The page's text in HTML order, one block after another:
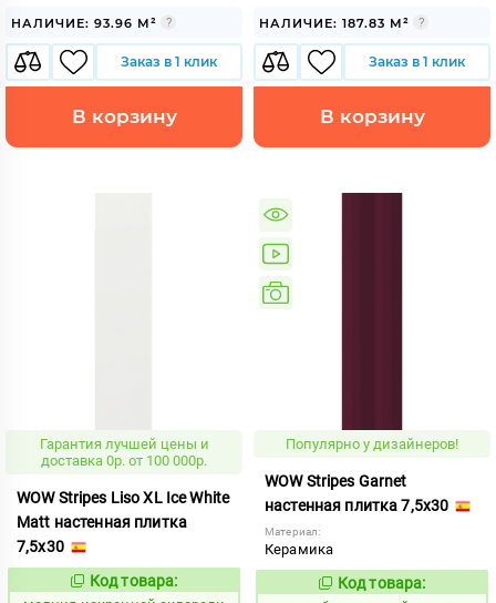
НАЛИЧИЕ: 93.96 М²
Заказ в 1 клик
В корзину
НАЛИЧИЕ: 187.83 М²
Заказ в 1 клик
В корзину
Гарантия лучшей цены и
доставка 0р. от 100 000р.
WOW Stripes Liso XL Ice White
Matt настенная плитка
7,5x30
1004500
Код товара:
Популярно у дизайнеров!
WOW Stripes Garnet
настенная плитка 7,5x30
Материал:
Керамика
773230
Код товара: